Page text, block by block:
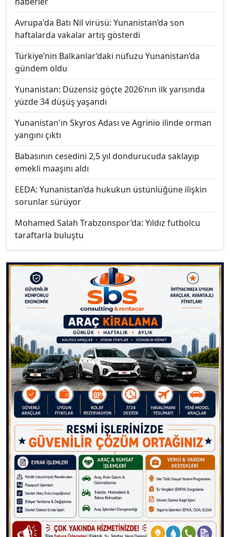
Avrupa'da Batı Nil virüsü: Yunanistan’da son
haftalarda vakalar artış gösterdi
Türkiye’nin Balkanlar’daki nüfuzu Yunanistan’da
gündem oldu
Yunanistan: Düzensiz göçte 2026’nın ilk yarısında
yüzde 34 düşüş yaşandı
Yunanistan'ın Skyros Adası ve Agrinio ilinde orman
yangını çıktı
Babasının cesedini 2,5 yıl dondurucuda saklayıp
emekli maaşını aldı
EEDA: Yunanistan’da hukukun üstünlüğüne ilişkin
sorunlar sürüyor
Mohamed Salah Trabzonspor’da: Yıldız futbolcu
taraftarla buluştu